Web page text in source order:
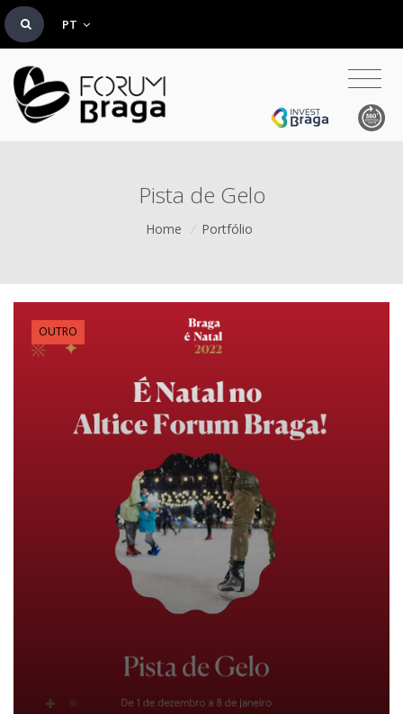
PT
Pista de Gelo
Home / Portfólio
OUTRO